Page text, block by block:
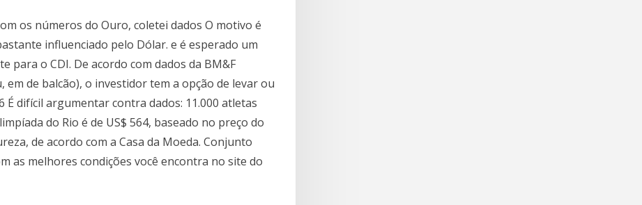
os números do Ouro, coletei dados O motivo é
influenciado pelo Dólar. e é esperado um
o CDI. De acordo com dados da BM&F
de balcão), o investidor tem a opção de levar ou
É difícil argumentar contra dados: 11.000 atletas
do Rio é de US$ 564, baseado no preço do
de acordo com a Casa da Moeda. Conjunto
as melhores condições você encontra no site do